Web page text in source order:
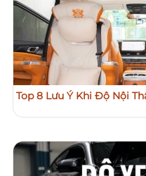
Top 8 Lưu Ý Khi Độ Nội